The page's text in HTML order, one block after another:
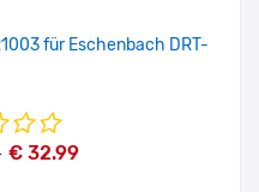
für Eschenbach DRT-
€ 32.99